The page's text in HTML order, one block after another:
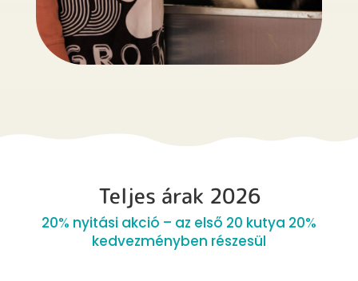
Teljes árak 2026
20% nyitási akció – az első 20 kutya 20%
kedvezményben részesül